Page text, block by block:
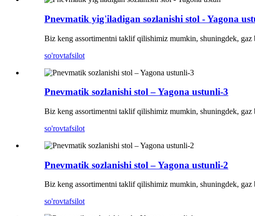
Pnevmatik yig'iladigan sozlanishi stol - Yagona
Biz keng assortimentni taklif qilishimiz mumkin, shuningdek,
so'rovtafsilot
Pnevmatik sozlanishi stol – Yagona ustunli-3
Biz keng assortimentni taklif qilishimiz mumkin, shuningdek,
so'rovtafsilot
Pnevmatik sozlanishi stol – Yagona ustunli-2
Biz keng assortimentni taklif qilishimiz mumkin, shuningdek,
so'rovtafsilot